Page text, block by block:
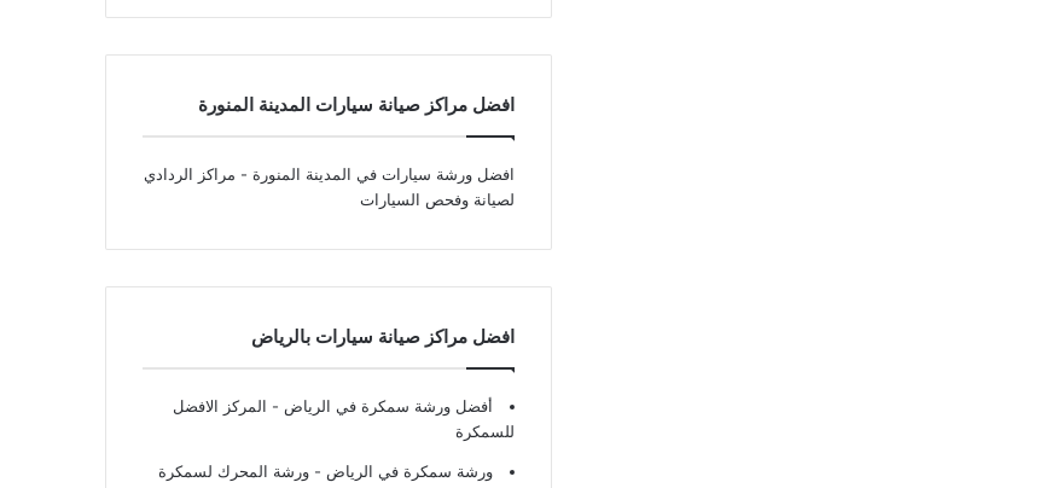
افضل مراكز صيانة سيارات المدينة المنورة
افضل ورشة سيارات في المدينة المنورة - مراكز الردادي
لصيانة وفحص السيارات
افضل مراكز صيانة سيارات بالرياض
أفضل ورشة سمكرة في الرياض - المركز الافضل
للسمكرة
ورشة سمكرة في الرياض - ورشة المحرك لسمكرة